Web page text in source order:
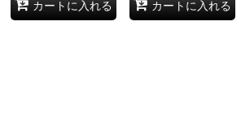
カートに入れる カートに入れる